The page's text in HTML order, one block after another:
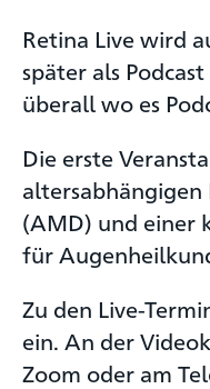
Retina Live wird
später als
überall wo es
Die erste
(AMD) und einer
für
Zu den Live-
ein. An der
Zoom oder am